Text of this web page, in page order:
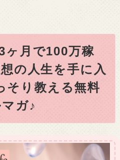
ヶ月で100万稼
の人生を手に入
そり教える無料
ガ♪